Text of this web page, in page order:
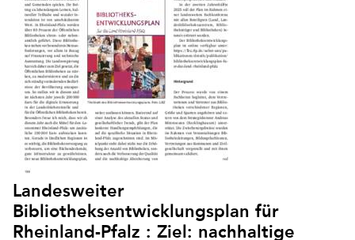
Landesweiter
Bibliotheksentwicklungsplan für
Rheinland-Pfalz : Ziel: nachhaltige